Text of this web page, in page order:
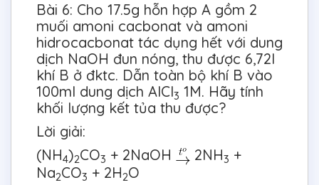
Bài 6: Cho 17.5g hỗn hợp A gồm 2
muối amoni cacbonat và amoni
hidrocacbonat tác dụng hết với dung
dịch NaOH đun nóng, thu được 6,72l
khí B ở đktc. Dẫn toàn bộ khí B vào
100ml dung dịch AlCl3 1M. Hãy tính
khối lượng kết tủa thu được?
Lời giải:
(NH4)2CO3 + 2NaOH 2NH3 +
Na2CO3 + 2H2O